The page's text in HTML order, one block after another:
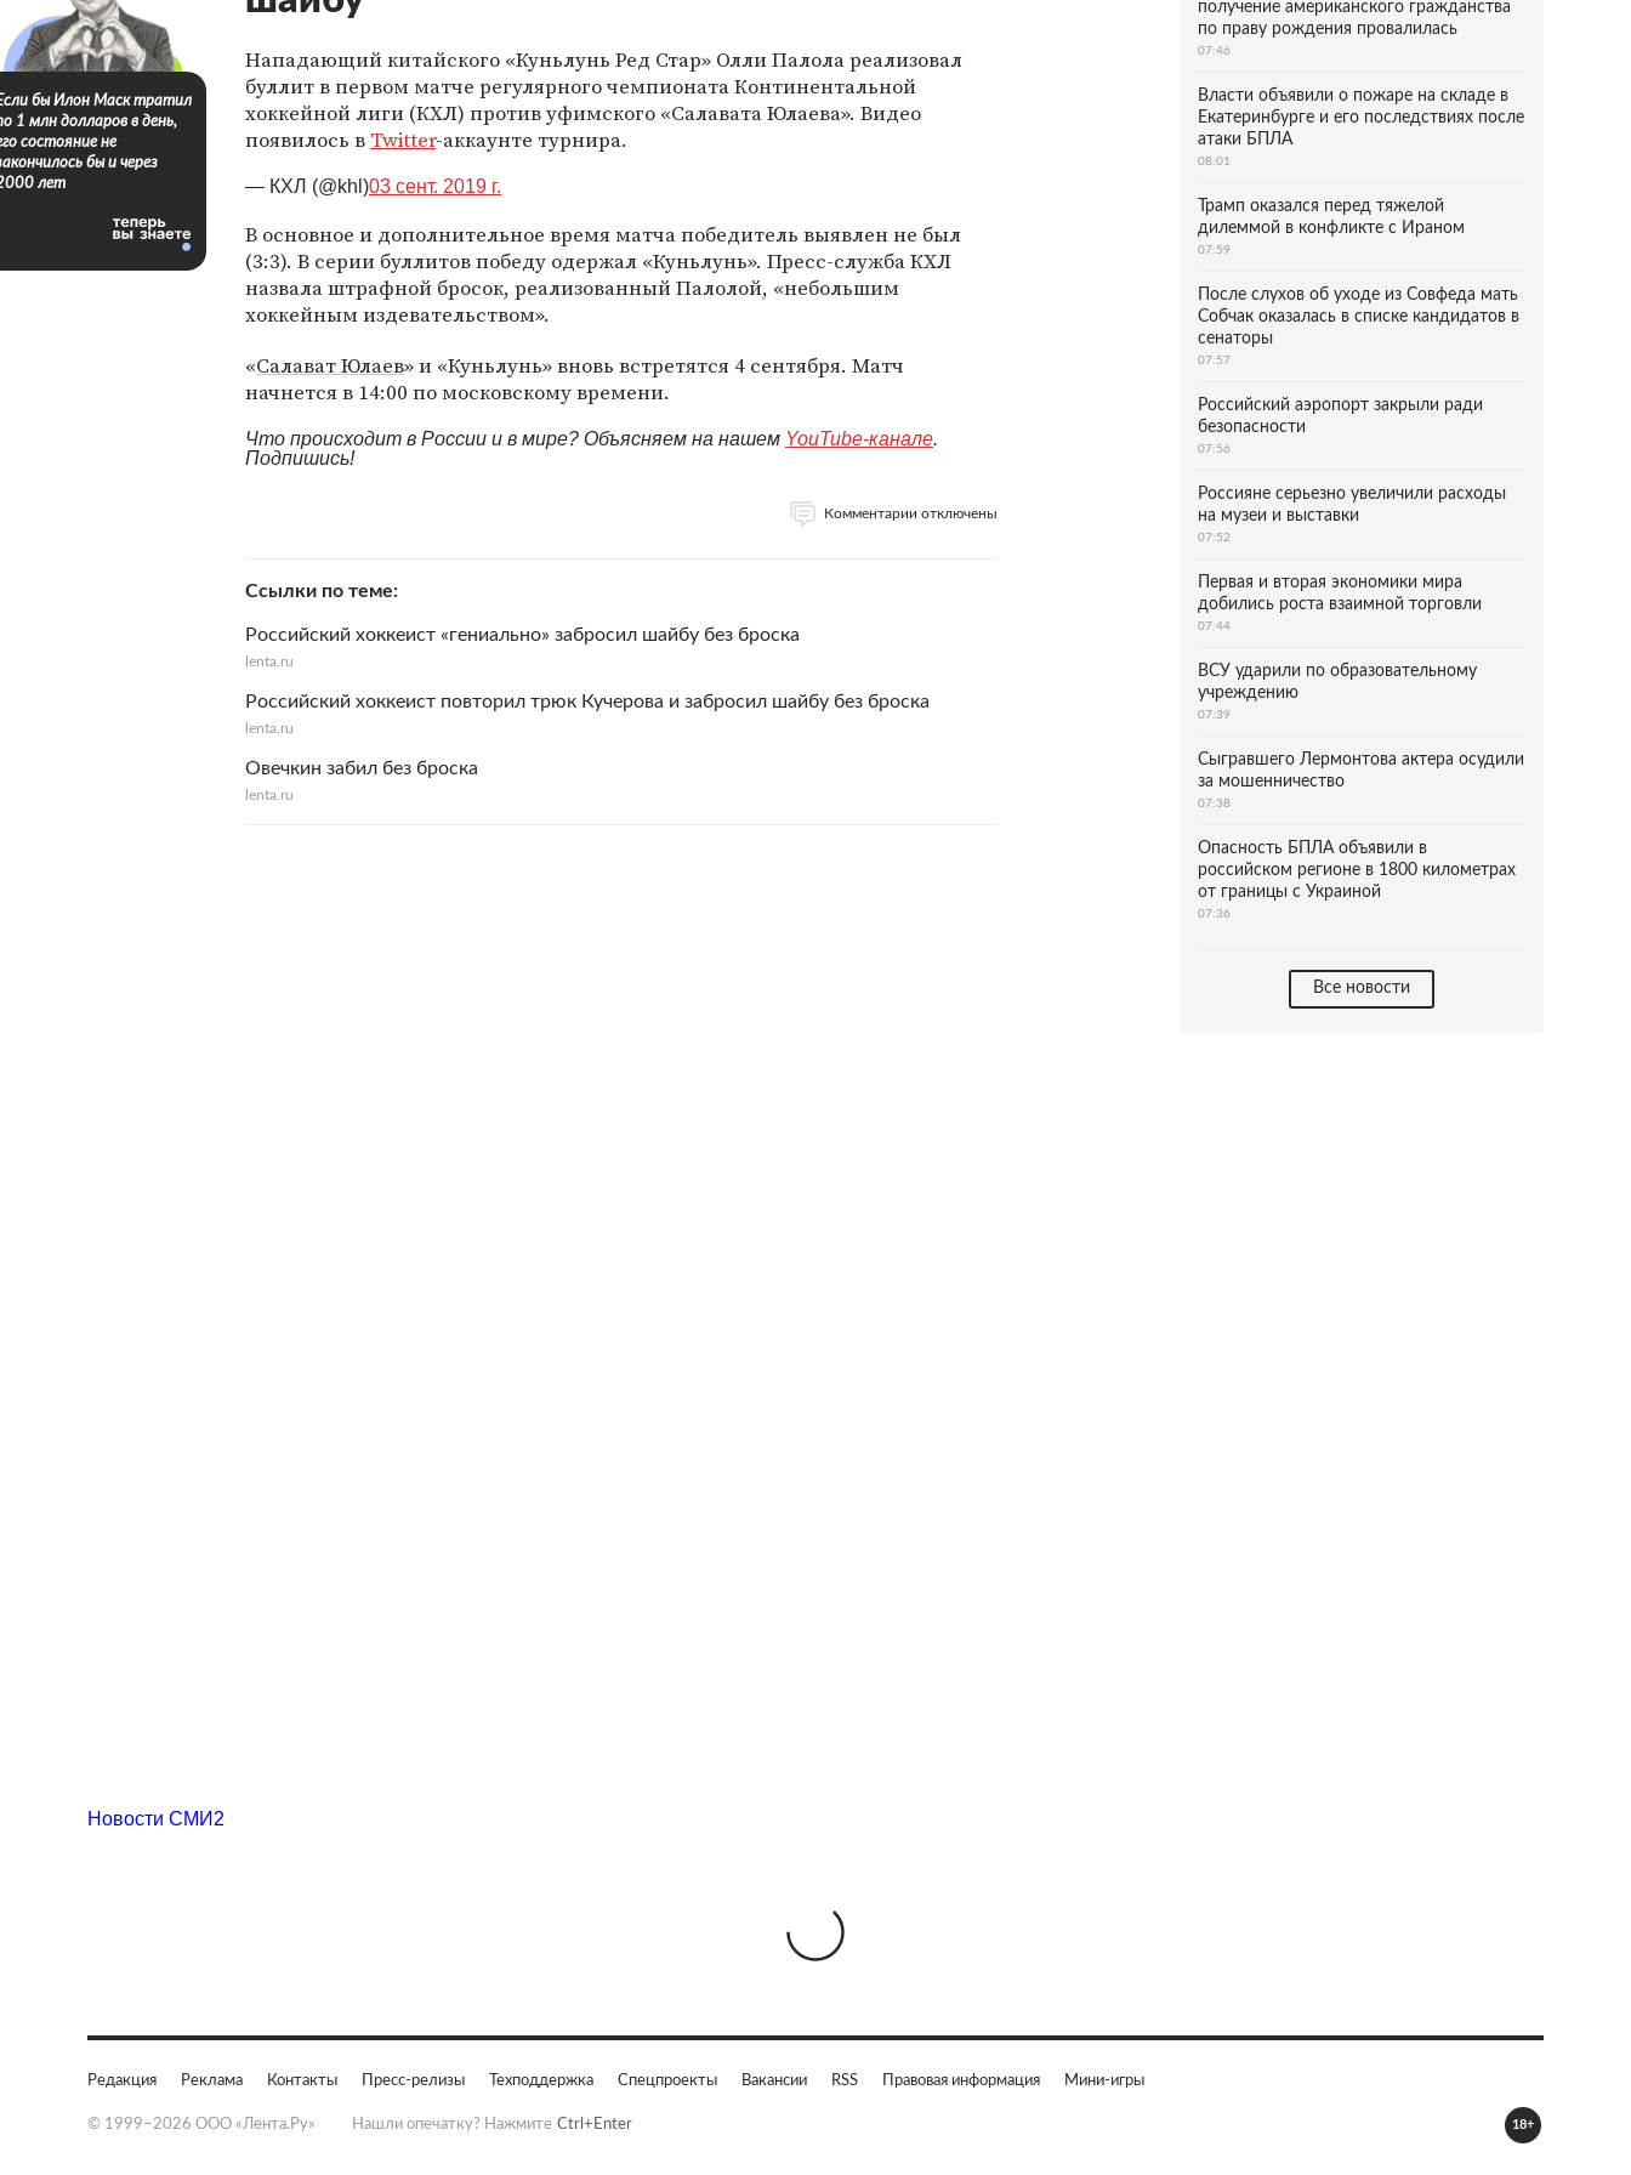
Нападающий китайского «Куньлунь Ред Стар» Олли Палола реализовал
буллит в первом матче регулярного чемпионата Континентальной
хоккейной лиги (КХЛ) против уфимского «Салавата Юлаева». Видео
появилось в Twitter-аккаунте турнира.
— КХЛ (@khl)03 сент. 2019 г.
В основное и дополнительное время матча победитель выявлен не был
(3:3). В серии буллитов победу одержал «Куньлунь». Пресс-служба КХЛ
назвала штрафной бросок, реализованный Палолой, «небольшим
хоккейным издевательством».
«Салават Юлаев» и «Куньлунь» вновь встретятся 4 сентября. Матч
начнется в 14:00 по московскому времени.
Что происходит в России и в мире? Объясняем на нашем YouTube-канале.
Подпишись!
Комментарии отключены
Ссылки по теме
Российский хоккеист «гениально» забросил шайбу без броска
lenta.ru
Российский хоккеист повторил трюк Кучерова и забросил шайбу без броска
lenta.ru
Овечкин забил без броска
lenta.ru
бы Илон Маск тратил
1 млн долларов в день,
состояние не
бы и через
лет
получение американского гражданства
по праву рождения провалилась
07:46
Власти объявили о пожаре на складе в
Екатеринбурге и его последствиях после
атаки БПЛА
08:01
Трамп оказался перед тяжелой
дилеммой в конфликте с Ираном
07:59
После слухов об уходе из Совфеда мать
Собчак оказалась в списке кандидатов в
сенаторы
07:57
Российский аэропорт закрыли ради
безопасности
07:56
Россияне серьезно увеличили расходы
на музеи и выставки
07:52
Первая и вторая экономики мира
добились роста взаимной торговли
07:44
ВСУ ударили по образовательному
учреждению
07:39
Сыгравшего Лермонтова актера осудили
за мошенничество
07:38
Опасность БПЛА объявили в
российском регионе в 1800 километрах
от границы с Украиной
07:36
Все новости
Новости СМИ2
Редакция Реклама Контакты Пресс-релизы Техподдержка Спецпроекты Вакансии RSS Правовая информация Мини-игры
© 1999–2026 ООО «Лента.Ру» Нашли опечатку? Нажмите Ctrl+Enter 18+